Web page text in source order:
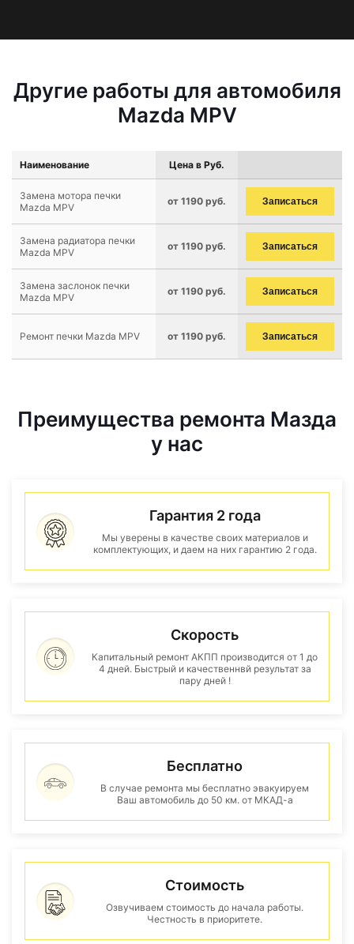
Другие работы для автомобиля
Mazda MPV
Наименование Цена в Руб.
Замена мотора печки
Mazda MPV
от 1190 руб. Записаться
Замена радиатора печки
Mazda MPV
от 1190 руб. Записаться
Замена заслонок печки
Mazda MPV
от 1190 руб. Записаться
Ремонт печки Mazda MPV от 1190 руб. Записаться
Преимущества ремонта Мазда
у нас
Гарантия 2 года
Мы уверены в качестве своих материалов и
комплектующих, и даем на них гарантию 2 года.
Скорость
Капитальный ремонт АКПП производится от 1 до
4 дней. Быстрый и качественнвй результат за
пару дней !
Бесплатно
В случае ремонта мы бесплатно эвакуируем
Ваш автомобиль до 50 км. от МКАД-а
Стоимость
Озвучиваем стоимость до начала работы.
Честность в приоритете.